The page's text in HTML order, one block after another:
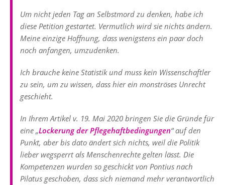
Um nicht jeden Tag an Selbstmord zu denken, habe ich
diese Petition gestartet. Vermutlich wird sie nichts ändern.
Meine einzige Hoffnung, dass wenigstens ein paar doch
noch anfangen, umzudenken.
Ich brauche keine Statistik und muss kein Wissenschaftler
zu sein, um zu wissen, dass hier ein monströses Unrecht
geschieht.
In Ihrem Artikel v. 19. Mai 2020 bringen Sie die Gründe für
eine „Lockerung der Pflegehaftbedingungen“ auf den
Punkt, aber bis dato ändert sich nichts, weil die Politik
lieber wegsperrt als Menschenrechte gelten lässt. Die
Kompetenzen wurden so geschickt von Pontius nach
Pilatus geschoben, dass sich niemand mehr verantwortlich